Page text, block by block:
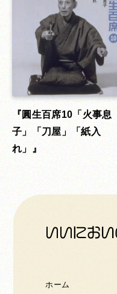
圓生百席10「火事息
子」「刀屋」「紙入
れ」
ホーム